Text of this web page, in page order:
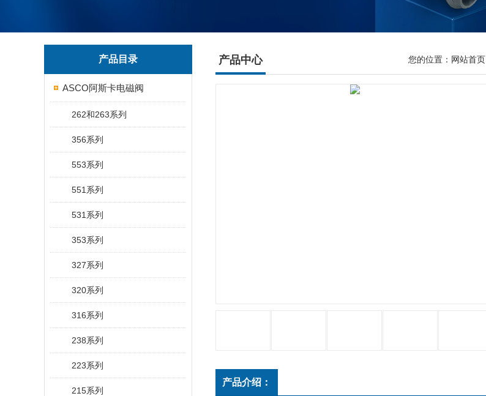
产品目录
ASCO阿斯卡电磁阀
262和263系列
356系列
553系列
551系列
531系列
353系列
327系列
320系列
316系列
238系列
223系列
215系列
产品中心 您的位置： 网站首页
产品介绍：